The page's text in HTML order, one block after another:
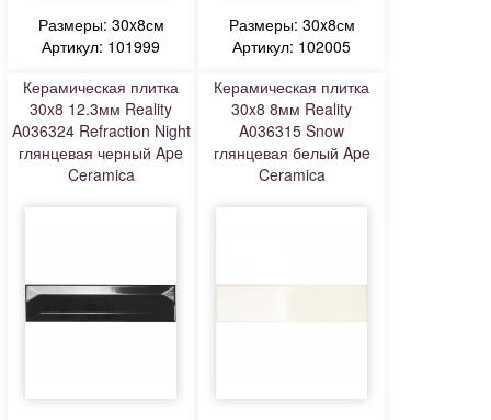
Размеры: 30x8см
Артикул: 101999
Размеры: 30x8см
Артикул: 102005
Керамическая плитка
30x8 12.3мм Reality
A036324 Refraction Night
глянцевая черный Ape
Ceramica
Керамическая плитка
30x8 8мм Reality
A036315 Snow
глянцевая белый Ape
Ceramica